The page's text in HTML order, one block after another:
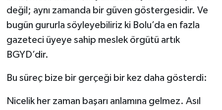
değil; aynı zamanda bir güven göstergesidir. Ve
bugün gururla söyleyebiliriz ki Bolu’da en fazla
gazeteci üyeye sahip meslek örgütü artık
BGYD’dir.
Bu süreç bize bir gerçeği bir kez daha gösterdi:
Nicelik her zaman başarı anlamına gelmez. Asıl